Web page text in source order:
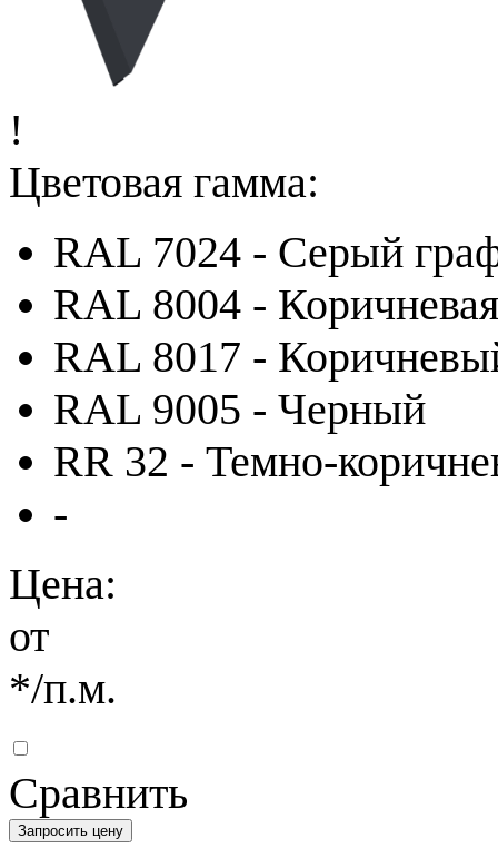
!
Цветовая гамма:
RAL 7024 - Серый
RAL 8004 -
RAL 8017 -
RAL 9005 - Черный
RR 32 - Темно-
-
Цена:
от
*/п.м.
Сравнить
Запросить цену